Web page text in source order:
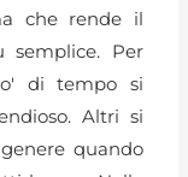
che rende il
semplice. Per
di tempo si
Altri si
quando